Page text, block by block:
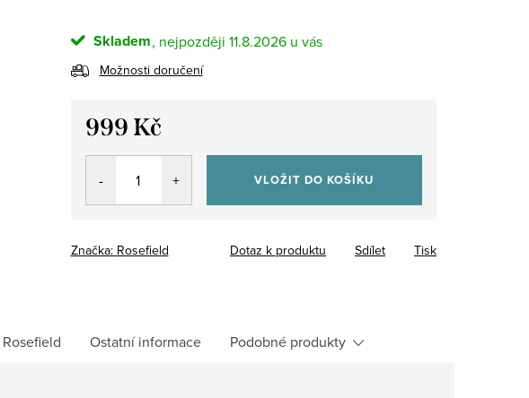
Skladem 11.8.2026
Možnosti doručení
999 Kč
Měrná
VLOŽIT DO KOŠÍKU
Značka: Rosefield Tisk
Dotaz k produktu Sdílet
Rosefield Ostatní informace Podobné produkty